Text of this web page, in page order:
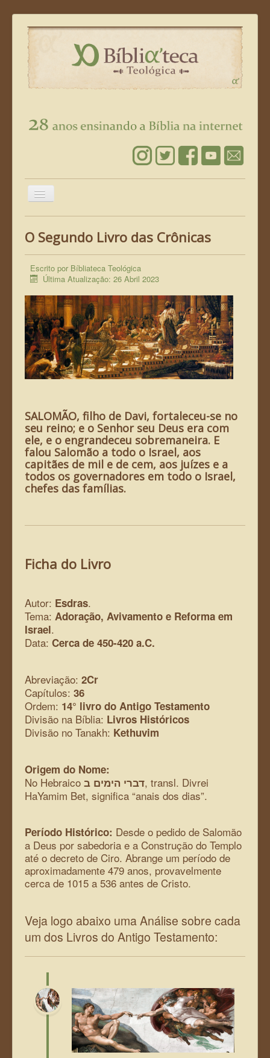
Alternar
Leia a Bíblia
Conheça Jesus
A Bíbliateca Teológica
Declaração de Fé
Teologia Bíblica
Bibliografia
O Segundo Livro das Crônicas
Escrito por Bíbliateca Teológica
Última Atualização: 26 Abril 2023
SALOMÃO, filho de Davi, fortaleceu-se no
seu reino; e o Senhor seu Deus era com
ele, e o engrandeceu sobremaneira. E
falou Salomão a todo o Israel, aos
capitães de mil e de cem, aos juízes e a
todos os governadores em todo o Israel,
chefes das famílias.
Ficha do Livro
Autor: Esdras.
Tema: Adoração, Avivamento e Reforma em
Israel.
Data: Cerca de 450-420 a.C.
Abreviação: 2Cr
Capítulos: 36
Ordem: 14° livro do Antigo Testamento
Divisão na Bíblia: Livros Históricos
Divisão no Tanakh: Kethuvim
Origem do Nome:
No Hebraico דברי הימים ב, transl. Divrei
HaYamim Bet, significa “anais dos dias”.
Período Histórico: Desde o pedido de Salomão
a Deus por sabedoria e a Construção do Templo
até o decreto de Ciro. Abrange um período de
aproximadamente 479 anos, provavelmente
cerca de 1015 a 536 antes de Cristo.
Veja logo abaixo uma Análise sobre cada
um dos Livros do Antigo Testamento: